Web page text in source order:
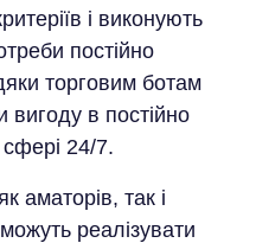
і виконують
постійно
торговим ботам
вигоду в постійно
сфері 24/7.
аматорів, так і
реалізувати